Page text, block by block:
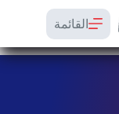
القائمة